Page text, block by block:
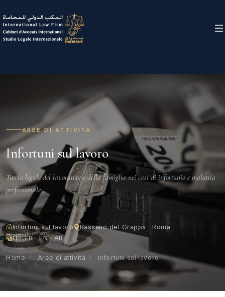
AREE DI ATTIVITÀ
Infortuni sul lavoro
Tutela legale del lavoratore e della famiglia nei casi di infortunio e malattia
professionale
Infortuni sul lavoro
Bassano del Grappa · Roma
IT · FR · EN · AR
Home / Aree di attività / Infortuni sul lavoro